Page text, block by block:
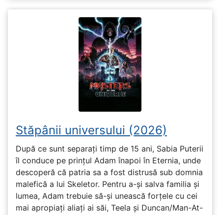
Stăpânii universului (2026)
După ce sunt separați timp de 15 ani, Sabia Puterii
îl conduce pe prințul Adam înapoi în Eternia, unde
descoperă că patria sa a fost distrusă sub domnia
malefică a lui Skeletor. Pentru a-și salva familia și
lumea, Adam trebuie să-și unească forțele cu cei
mai apropiați aliați ai săi, Teela și Duncan/Man-At-